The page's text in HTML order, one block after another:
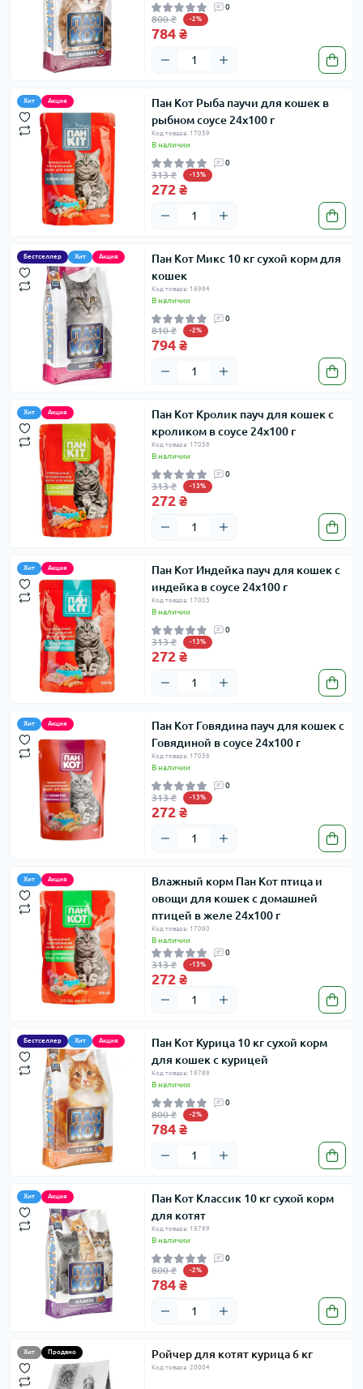
0
800 ₴ -2%
784 ₴
Хит Акция
Пан Кот Рыба паучи для кошек в
рыбном соусе 24х100 г
Код товара: 17059
В наличии
0
313 ₴ -13%
272 ₴
Бестселлер Хит Акция
Пан Кот Микс 10 кг сухой корм для
кошек
Код товара: 16984
В наличии
0
810 ₴ -2%
794 ₴
Хит Акция
Пан Кот Кролик пауч для кошек с
кроликом в соусе 24х100 г
Код товара: 17058
В наличии
0
313 ₴ -13%
272 ₴
Хит Акция
Пан Кот Индейка пауч для кошек с
индейка в соусе 24х100 г
Код товара: 17003
В наличии
0
313 ₴ -13%
272 ₴
Хит Акция
Пан Кот Говядина пауч для кошек с
Говядиной в соусе 24х100 г
Код товара: 17056
В наличии
0
313 ₴ -13%
272 ₴
Хит Акция
Влажный корм Пан Кот птица и
овощи для кошек с домашней
птицей в желе 24х100 г
Код товара: 17060
В наличии
0
313 ₴ -13%
272 ₴
Бестселлер Хит Акция
Пан Кот Курица 10 кг сухой корм
для кошек с курицей
Код товара: 19788
В наличии
0
800 ₴ -2%
784 ₴
Хит Акция
Пан Кот Классик 10 кг сухой корм
для котят
Код товара: 19789
В наличии
0
800 ₴ -2%
784 ₴
Хит Продано Ройчер для котят курица 6 кг
Код товара: 20004